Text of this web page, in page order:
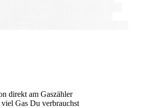
direkt am Gaszähler
Gas Du verbrauchst